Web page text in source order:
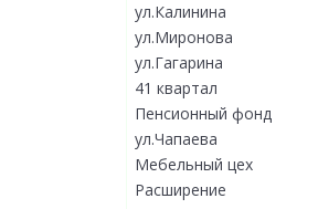
ул.Калинина
ул.Миронова
ул.Гагарина
41 квартал
Пенсионный фонд
ул.Чапаева
Мебельный цех
Расширение